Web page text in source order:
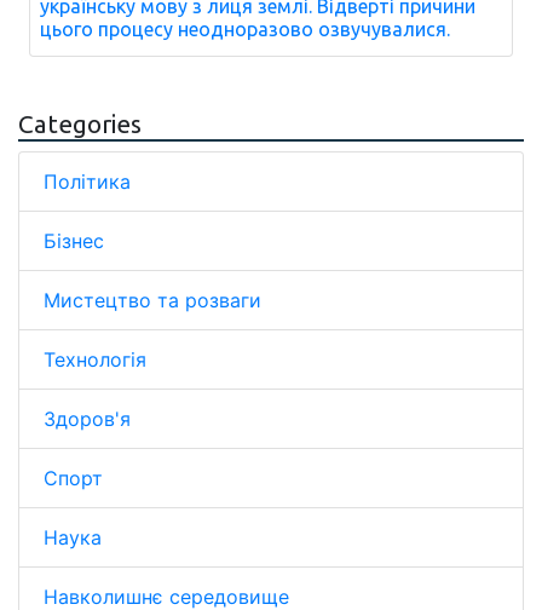
українську мову з лиця землі. Відверті причини
цього процесу неодноразово озвучувалися.
Categories
Політика
Бізнес
Мистецтво та розваги
Технологія
Здоров'я
Спорт
Наука
Навколишнє середовище